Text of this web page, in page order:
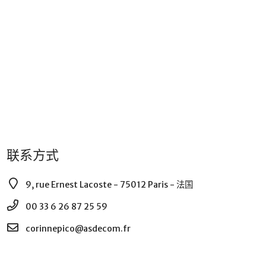
联系方式
9, rue Ernest Lacoste - 75012 Paris - 法国
00 33 6 26 87 25 59
corinnepico@asdecom.fr